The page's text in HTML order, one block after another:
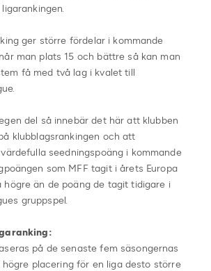
ger större fördelar i kommande
man plats 15 och bättre så kan man
få med två lag i kvalet till
del så innebär det här att klubben
klubblagsrankingen och att
seedningspoäng i kommande
som MFF tagit i årets Europa
högre än de poäng de tagit tidigare i
gruppspel.
på de senaste fem säsongernas
högre placering för en liga desto större